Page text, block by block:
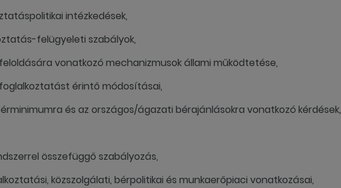
intézkedések,
felügyeleti szabályok,
vonatkozó mechanizmusok állami működtetése,
érintő módosításai,
és az országos/ágazati bérajánlásokra vonatkozó kérdések,
összefüggő szabályozás,
közszolgálati, bérpolitikai és munkaerőpiaci vonatkozásai,